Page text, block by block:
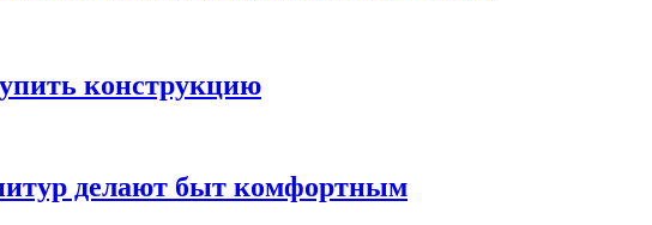
конструкцию
делают быт комфортным